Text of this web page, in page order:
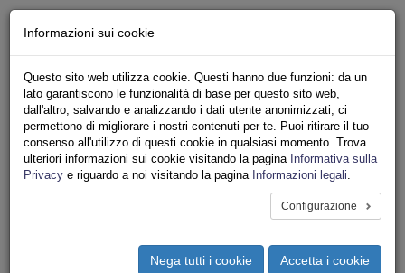
Iscriviti
Ricerca
Area Stampa
Privacy
TRASPORTI
navigation
Toggle
Informazioni sui cookie
Questo sito web utilizza cookie. Questi hanno due funzioni: da un
lato garantiscono le funzionalità di base per questo sito web,
dall'altro, salvando e analizzando i dati utente anonimizzati, ci
permettono di migliorare i nostri contenuti per te. Puoi ritirare il tuo
consenso all'utilizzo di questi cookie in qualsiasi momento. Trova
ulteriori informazioni sui cookie visitando la pagina Informativa sulla
Privacy e riguardo a noi visitando la pagina Informazioni legali.
Configurazione
Nega tutti i cookie Accetta i cookie